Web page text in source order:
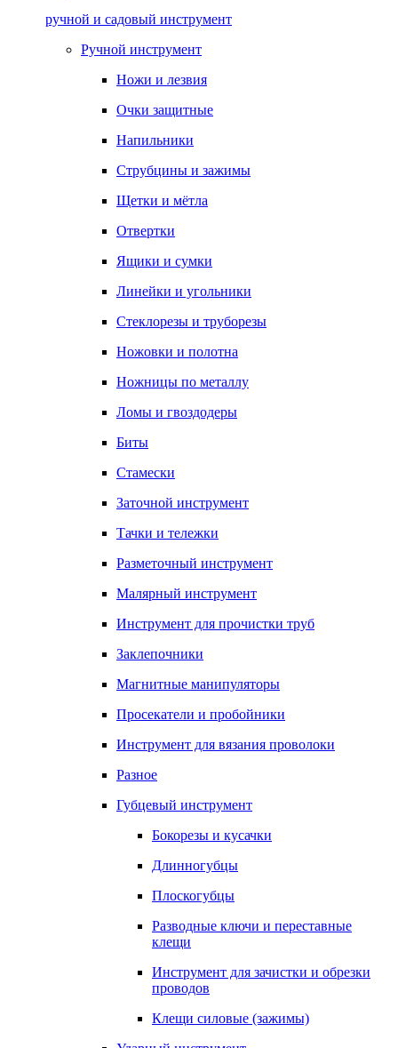
ручной и садовый инструмент
Ручной инструмент
Ножи и лезвия
Очки защитные
Напильники
Струбцины и зажимы
Щетки и мётла
Отвертки
Ящики и сумки
Линейки и угольники
Стеклорезы и труборезы
Ножовки и полотна
Ножницы по металлу
Ломы и гвоздодеры
Биты
Стамески
Заточной инструмент
Тачки и тележки
Разметочный инструмент
Малярный инструмент
Инструмент для прочистки труб
Заклепочники
Магнитные манипуляторы
Просекатели и пробойники
Инструмент для вязания проволоки
Разное
Губцевый инструмент
Бокорезы и кусачки
Длинногубцы
Плоскогубцы
Разводные ключи и переставные
клещи
Инструмент для зачистки и обрезки
проводов
Клещи силовые (зажимы)